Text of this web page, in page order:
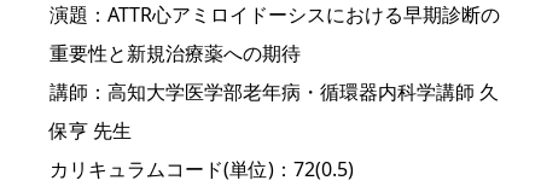
演題：ATTR心アミロイドーシスにおける早期診断の
重要性と新規治療薬への期待
講師：高知大学医学部老年病・循環器内科学講師 久
保亨 先生
カリキュラムコード(単位)：72(0.5)